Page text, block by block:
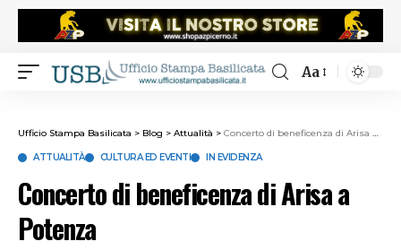
Aa
Ufficio Stampa Basilicata > Blog > Attualità > Concerto di beneficenza di Arisa a Potenza
ATTUALITÀ CULTURA ED EVENTI IN EVIDENZA
Concerto di beneficenza di Arisa a
Potenza